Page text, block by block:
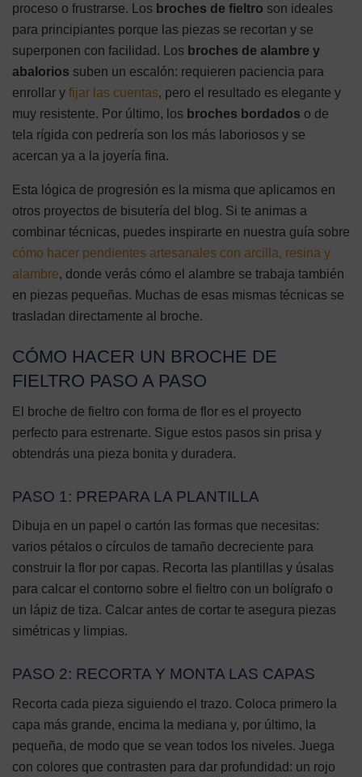
proceso o frustrarse. Los broches de fieltro son ideales
para principiantes porque las piezas se recortan y se
superponen con facilidad. Los broches de alambre y
abalorios suben un escalón: requieren paciencia para
enrollar y fijar las cuentas, pero el resultado es elegante y
muy resistente. Por último, los broches bordados o de
tela rígida con pedrería son los más laboriosos y se
acercan ya a la joyería fina.
Esta lógica de progresión es la misma que aplicamos en
otros proyectos de bisutería del blog. Si te animas a
combinar técnicas, puedes inspirarte en nuestra guía sobre
cómo hacer pendientes artesanales con arcilla, resina y
alambre, donde verás cómo el alambre se trabaja también
en piezas pequeñas. Muchas de esas mismas técnicas se
trasladan directamente al broche.
CÓMO HACER UN BROCHE DE
FIELTRO PASO A PASO
El broche de fieltro con forma de flor es el proyecto
perfecto para estrenarte. Sigue estos pasos sin prisa y
obtendrás una pieza bonita y duradera.
PASO 1: PREPARA LA PLANTILLA
Dibuja en un papel o cartón las formas que necesitas:
varios pétalos o círculos de tamaño decreciente para
construir la flor por capas. Recorta las plantillas y úsalas
para calcar el contorno sobre el fieltro con un bolígrafo o
un lápiz de tiza. Calcar antes de cortar te asegura piezas
simétricas y limpias.
PASO 2: RECORTA Y MONTA LAS CAPAS
Recorta cada pieza siguiendo el trazo. Coloca primero la
capa más grande, encima la mediana y, por último, la
pequeña, de modo que se vean todos los niveles. Juega
con colores que contrasten para dar profundidad: un rojo